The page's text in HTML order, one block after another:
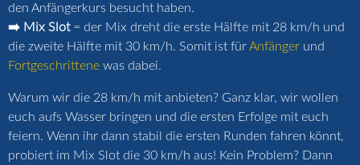
den Anfängerkurs besucht haben.
➡️ Mix Slot= der Mix dreht die erste Hälfte mit 28 km/h und
die zweite Hälfte mit 30 km/h. Somit ist fürAnfänger und
Fortgeschrittene was dabei.
Warum wir die 28 km/h mit anbieten? Ganz klar, wir wollen
euch aufs Wasser bringen und die ersten Erfolge mit euch
feiern. Wenn ihr dann stabil die ersten Runden fahren könnt,
probiert im Mix Slot die 30 km/h aus! Kein Problem? Dann